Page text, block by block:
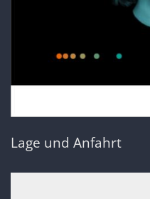
Lage und Anfahrt